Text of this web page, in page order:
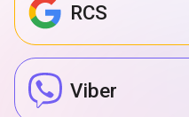
RCS
Viber